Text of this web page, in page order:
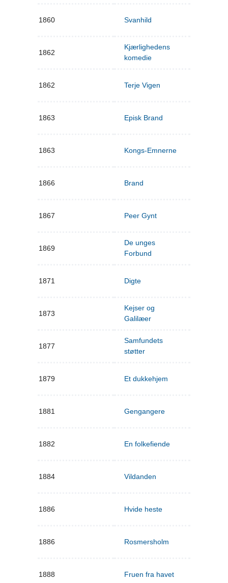
1860 Svanhild
1862
Kjærlighedens
komedie
1862 Terje Vigen
1863 Episk Brand
1863 Kongs-Emnerne
1866 Brand
1867 Peer Gynt
1869
De unges
Forbund
1871 Digte
1873
Kejser og
Galilæer
1877
Samfundets
støtter
1879 Et dukkehjem
1881 Gengangere
1882 En folkefiende
1884 Vildanden
1886 Hvide heste
1886 Rosmersholm
1888 Fruen fra havet